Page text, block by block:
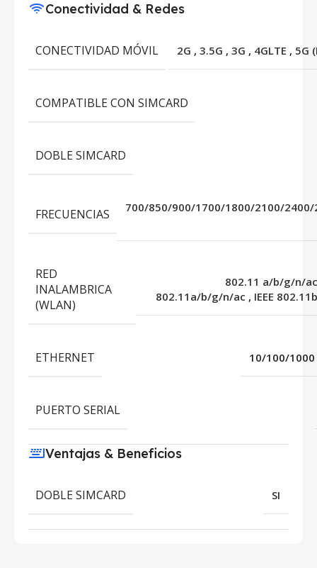
Conectividad & Redes
CONECTIVIDAD MÓVIL 2G , 3.5G , 3G , 4GLTE , 5G
COMPATIBLE CON SIMCARD
DOBLE SIMCARD
FRECUENCIAS 700/850/900/1700/1800/2100/2400/
RED
INALAMBRICA
(WLAN)
802.11 a/b/g/n/
802.11a/b/g/n/ac , IEEE
ETHERNET 10/100/1000
PUERTO SERIAL
Ventajas & Beneficios
DOBLE SIMCARD SI